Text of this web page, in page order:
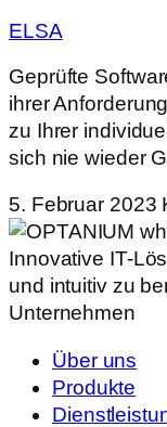
ELSA
Geprüfte
ihrer
zu Ihrer
sich nie wieder
5. Februar 2023
Innovative IT-
und intuitiv zu
Unternehmen
Über uns
Produkte